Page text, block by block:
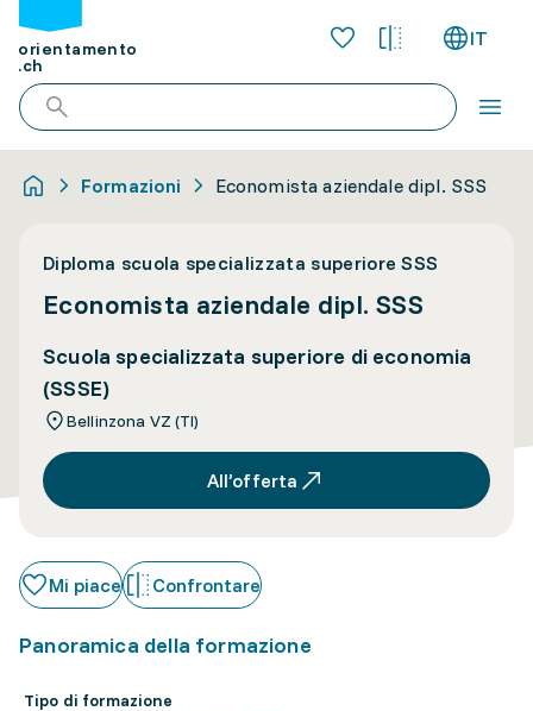
orientamento
.ch
IT
Formazioni Economista aziendale dipl. SSS
Diploma scuola specializzata superiore SSS
Economista aziendale dipl. SSS
Scuola specializzata superiore di economia
(SSSE)
Bellinzona VZ (TI)
All’offerta
Mi piace Confrontare
Panoramica della formazione
Tipo di formazione